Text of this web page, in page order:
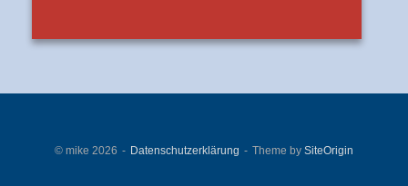
© mike 2026 Datenschutzerklärung Theme by SiteOrigin